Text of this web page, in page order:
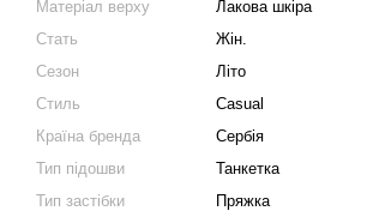
Матеріал верху
Лакова шкіра
Стать
Жін.
Сезон
Літо
Стиль
Casual
Країна бренда
Сербія
Тип підошви
Танкетка
Тип застібки
Пряжка